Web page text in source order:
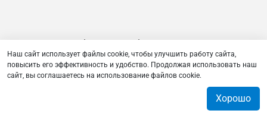
Сертификат дистрибьютора RAVENOL
Товарищество с ограниченной ответственностью «Плаза
Наш сайт использует файлы cookie, чтобы улучшить работу сайта,
повысить его эффективность и удобство. Продолжая использовать наш
сайт, вы соглашаетесь на использование файлов cookie.
Хорошо